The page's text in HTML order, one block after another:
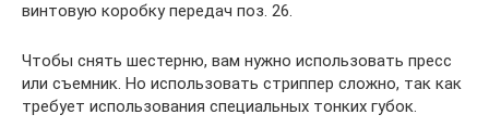
винтовую коробку передач поз. 26.
Чтобы снять шестерню, вам нужно использовать пресс
или съемник. Но использовать стриппер сложно, так как
требует использования специальных тонких губок.